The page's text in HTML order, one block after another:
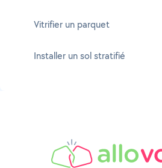
Vitrifier un parquet
Installer un sol stratifié